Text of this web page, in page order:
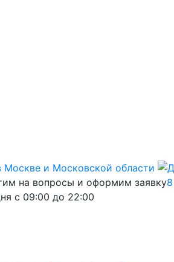
на вопросы и оформим заявку
с 09:00 до 22:00
8